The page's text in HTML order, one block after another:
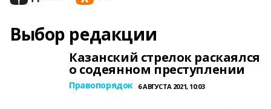
Выбор редакции
Казанский стрелок раскаялся
о содеянном преступлении
Правопорядок 6 АВГУСТА 2021, 10:03